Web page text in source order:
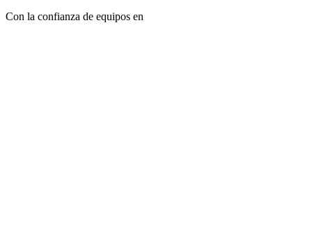
Con la confianza de equipos en